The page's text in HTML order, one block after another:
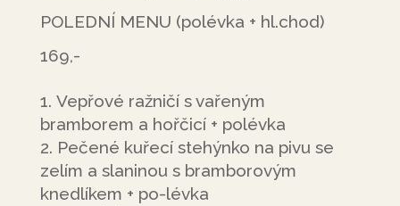
POLEDNÍ MENU (polévka + hl.chod)
169,-
Vepřové ražničí s vařeným
bramborem a hořčicí + polévka
Pečené kuřecí stehýnko na pivu se
zelím a slaninou s bramborovým
knedlíkem + po-lévka